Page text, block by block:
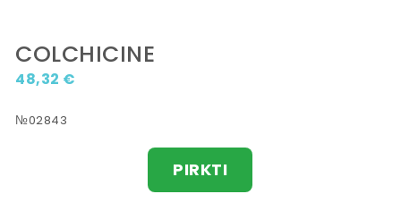
COLCHICINE
48,32 €
№02843
PIRKTI